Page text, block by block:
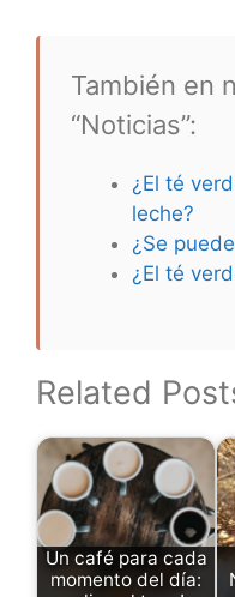
También en
“Noticias”:
¿El té
leche?
¿Se
¿El té
Related
Un café para cada
momento del día: